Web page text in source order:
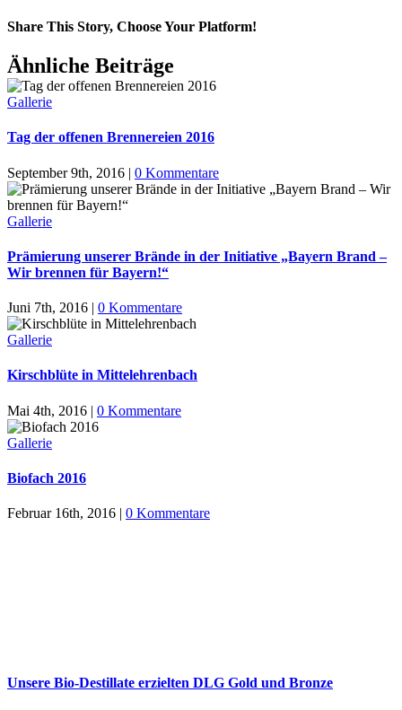
Share This Story, Choose Your Platform!
Facebook
X
Reddit
LinkedIn
WhatsApp
Pinterest
Ähnliche Beiträge
Gallerie
Tag der offenen Brennereien 2016
September 9th, 2016 | 0 Kommentare
Gallerie
Prämierung unserer Brände in der Initiative „Bayern Brand –
Wir brennen für Bayern!“
Juni 7th, 2016 | 0 Kommentare
Gallerie
Kirschblüte in Mittelehrenbach
Mai 4th, 2016 | 0 Kommentare
Gallerie
Biofach 2016
Februar 16th, 2016 | 0 Kommentare
Unsere Bio-Destillate erzielten DLG Gold und Bronze